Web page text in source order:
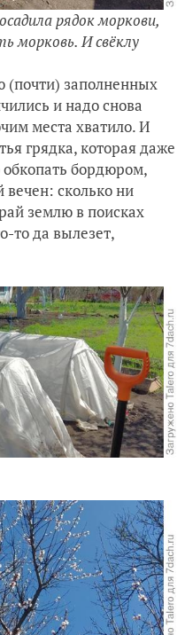
рядок моркови,
морковь. И свёклу
(почти) заполненных
и надо снова
места хватило. И
грядка, которая даже
бордюром,
вечен: сколько ни
землю в поисках
то да вылезет,